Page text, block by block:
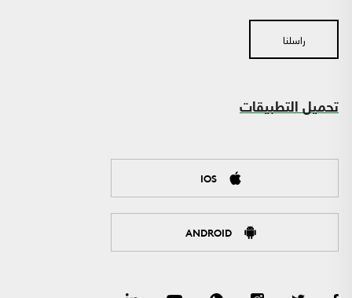
راسلنا
تحميل التطبيقات
IOS
ANDROID